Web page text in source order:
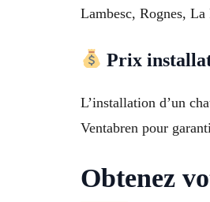
Lambesc, Rognes,
Prix
L’installation d’un
Ventabren pour
Obtenez